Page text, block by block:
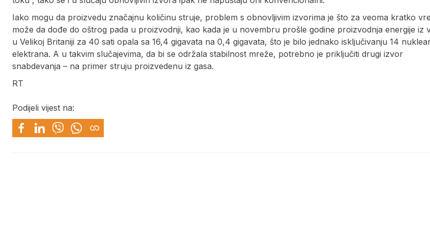
Iako mogu da proizvedu značajnu količinu struje, problem s obnovljivim izvorima je što za veoma kratko
može da dođe do oštrog pada u proizvodnji, kao kada je u novembru prošle godine proizvodnja energije iz
u Velikoj Britaniji za 40 sati opala sa 16,4 gigavata na 0,4 gigavata, što je bilo jednako isključivanju 14
elektrana. A u takvim slučajevima, da bi se održala stabilnost mreže, potrebno je priključiti drugi izvor
snabdevanja – na primer struju proizvedenu iz gasa.
RT
Podijeli vijest na: